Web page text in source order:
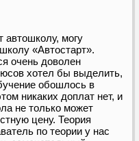
автошколу, могу
«Автостарт».
очень доволен
хотел бы выделить,
обошлось в
никаких доплат нет, и
не только может
цену. Теория
по теории у нас